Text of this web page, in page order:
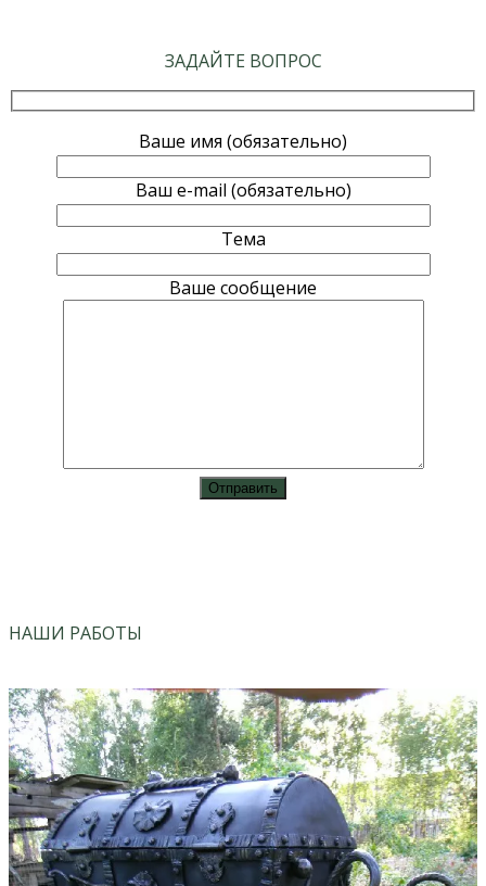
ЗАДАЙТЕ ВОПРОС
Ваше имя (обязательно)
Ваш e-mail (обязательно)
Тема
Ваше сообщение
НАШИ РАБОТЫ